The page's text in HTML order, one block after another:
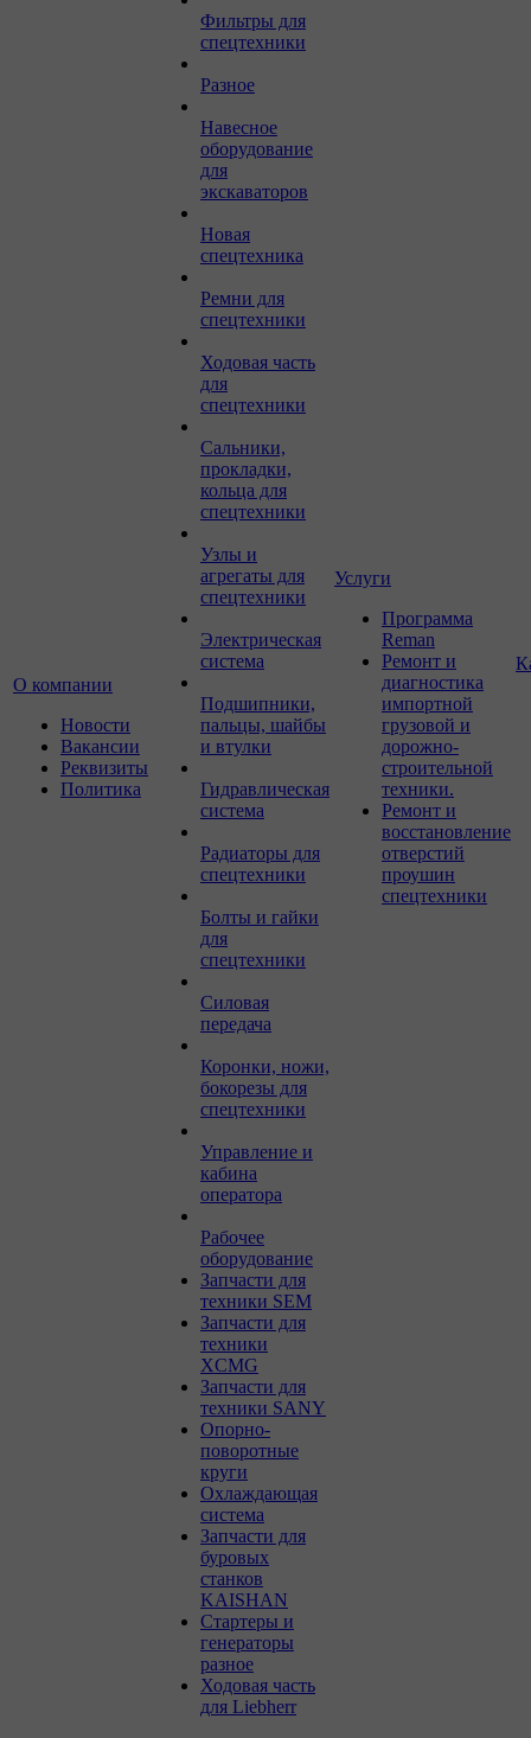
О компании
Новости
Вакансии
Реквизиты
Политика
Фильтры для
спецтехники
Разное
Навесное
оборудование
для
экскаваторов
Новая
спецтехника
Ремни для
спецтехники
Ходовая часть
для
спецтехники
Сальники,
прокладки,
кольца для
спецтехники
Узлы и
агрегаты для
спецтехники
Электрическая
система
Подшипники,
пальцы, шайбы
и втулки
Гидравлическая
система
Радиаторы для
спецтехники
Болты и гайки
для
спецтехники
Силовая
передача
Коронки, ножи,
бокорезы для
спецтехники
Управление и
кабина
оператора
Рабочее
оборудование
Запчасти для
техники SEM
Запчасти для
техники
XCMG
Запчасти для
техники SANY
Опорно-
поворотные
круги
Охлаждающая
система
Запчасти для
буровых
станков
KAISHAN
Стартеры и
генераторы
разное
Ходовая часть
для Liebherr
Услуги
Программа
Reman
Ремонт и
диагностика
импортной
грузовой и
дорожно-
строительной
техники.
Ремонт и
восстановление
отверстий
проушин
спецтехники